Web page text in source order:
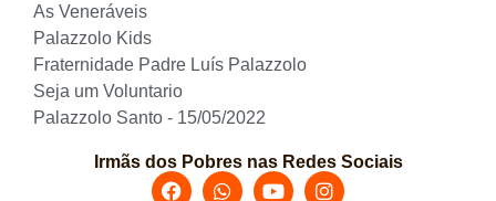
As Veneráveis
Palazzolo Kids
Fraternidade Padre Luís Palazzolo
Seja um Voluntario
Palazzolo Santo - 15/05/2022
Irmãs dos Pobres nas Redes Sociais